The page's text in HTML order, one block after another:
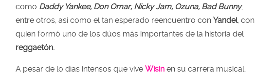
como Daddy Yankee, Don Omar, Nicky Jam, Ozuna, Bad Bunny,
entre otros, así como el tan esperado reencuentro con Yandel, con
quien formó uno de los dúos más importantes de la historia del
reggaetón.
A pesar de lo días intensos que vive Wisin en su carrera musical,